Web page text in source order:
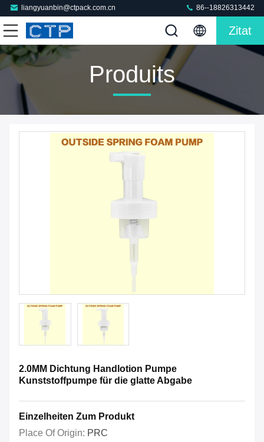
liangyuanbin@ctpack.com.cn 86--18826313442
Zitat
Produits
2.0MM Dichtung Handlotion Pumpe
Kunststoffpumpe für die glatte Abgabe
Einzelheiten Zum Produkt
Place Of Origin: PRC